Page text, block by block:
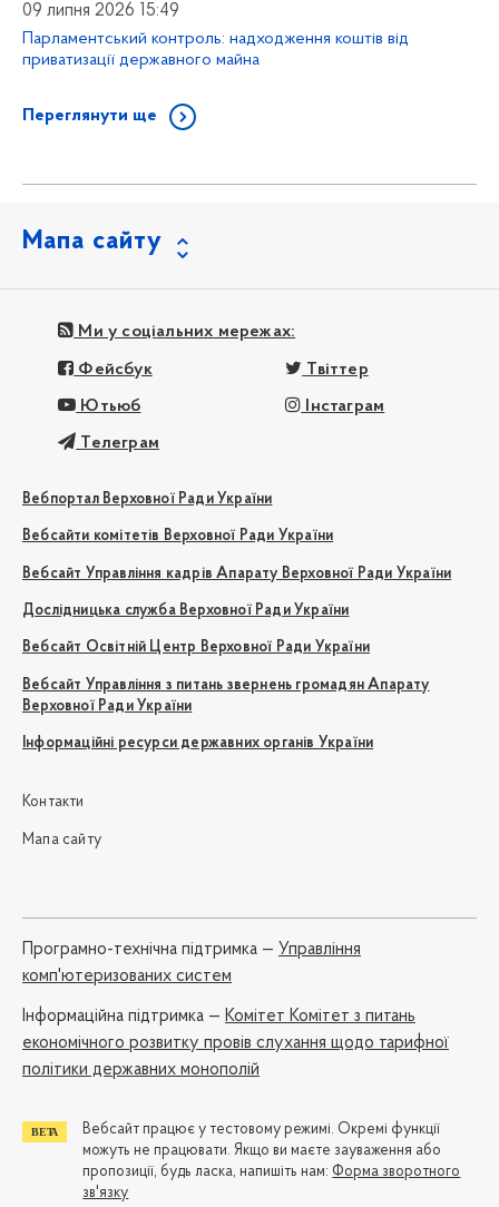
09 липня 2026 15:49
Парламентський контроль: надходження коштів від
приватизації державного майна
Переглянути ще
Мапа сайту
Ми у соціальних мережах:
Фейсбук Твіттер
Ютьюб Інстаграм
Телеграм
Вебпортал Верховної Ради України
Вебсайти комітетів Верховної Ради України
Вебсайт Управління кадрів Апарату Верховної Ради України
Дослідницька служба Верховної Ради України
Вебсайт Освітній Центр Верховної Ради України
Вебсайт Управління з питань звернень громадян Апарату
Верховної Ради України
Інформаційні ресурси державних органів України
Контакти
Мапа сайту
Програмно-технічна підтримка — Управління
комп'ютеризованих систем
Iнформаційна підтримка — Комітет Комітет з питань
економічного розвитку провів слухання щодо тарифної
політики державних монополій
Вебсайт працює у тестовому режимі. Окремі функції
можуть не працювати. Якщо ви маєте зауваження або
пропозиції, будь ласка, напишіть нам: Форма зворотного
зв'язку